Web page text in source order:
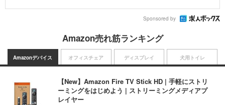
Sponsored by
Amazon売れ筋ランキング
Amazonデバイス
【New】Amazon Fire TV Stick HD | 手軽にストリ
ーミングをはじめよう | ストリーミングメディアプ
レイヤー
オフィスチェア ディスプレイ 犬用トイレ